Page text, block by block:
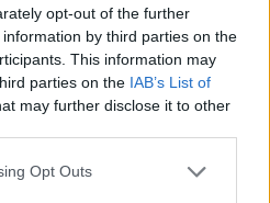
opt-out of the further
by third parties on the
This information may
parties on the IAB’s List of
may further disclose it to other
Opt Outs